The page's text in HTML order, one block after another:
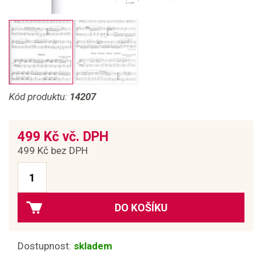
Kód produktu: 14207
499 Kč vč. DPH
499 Kč bez DPH
DO KOŠÍKU
Dostupnost: skladem